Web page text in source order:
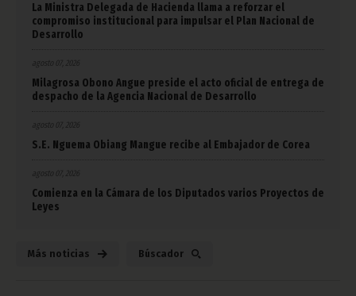
La Ministra Delegada de Hacienda llama a reforzar el
compromiso institucional para impulsar el Plan Nacional de
Desarrollo
agosto 07, 2026
Milagrosa Obono Angue preside el acto oficial de entrega de
despacho de la Agencia Nacional de Desarrollo
agosto 07, 2026
S.E. Nguema Obiang Mangue recibe al Embajador de Corea
agosto 07, 2026
Comienza en la Cámara de los Diputados varios Proyectos de
Leyes
Más noticias Búscador